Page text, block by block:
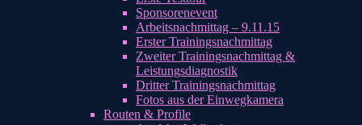
Sponsorenevent
Arbeitsnachmittag – 9.11.15
Erster Trainingsnachmittag
Zweiter Trainingsnachmittag &
Leistungsdiagnostik
Dritter Trainingsnachmittag
Fotos aus der Einwegkamera
Routen & Profile